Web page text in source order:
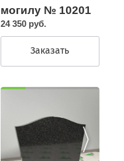
могилу № 10201
24 350 руб.
Заказать